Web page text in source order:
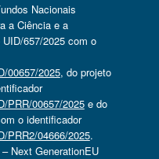
Nacionais
a Ciência e a
657/2025 com o
00657/2025, do projeto
PRR/00657/2025e do
o identificador
PRR2/04666/2025.
Next GenerationEU